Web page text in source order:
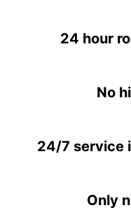
24 hour
No
24/7 service
Only